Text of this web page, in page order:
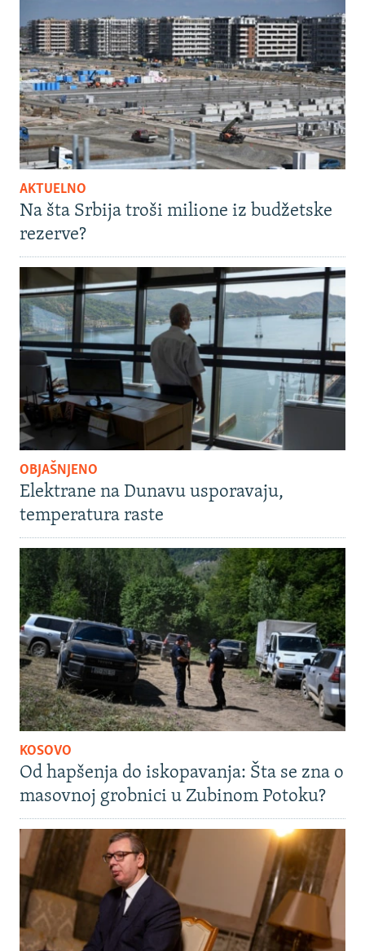
AKTUELNO
Na šta Srbija troši milione iz budžetske
rezerve?
OBJAŠNJENO
Elektrane na Dunavu usporavaju,
temperatura raste
KOSOVO
Od hapšenja do iskopavanja: Šta se zna o
masovnoj grobnici u Zubinom Potoku?